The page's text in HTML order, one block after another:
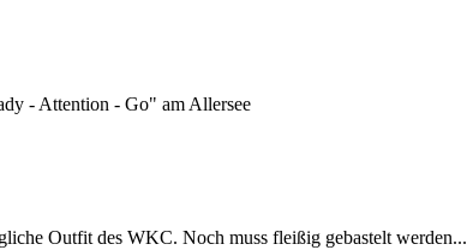
- Attention - Go" am Allersee
Outfit des WKC. Noch muss fleißig gebastelt werden...